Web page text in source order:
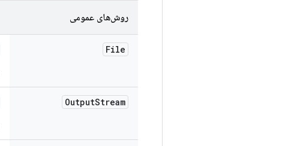
روش‌های عمومی
File
OutputStream